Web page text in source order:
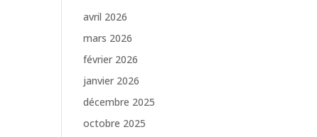
avril 2026
mars 2026
février 2026
janvier 2026
décembre 2025
octobre 2025